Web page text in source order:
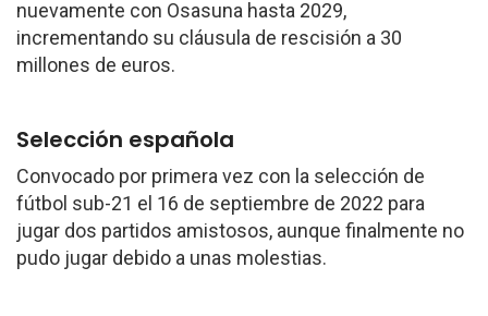
nuevamente con Osasuna hasta 2029,
incrementando su cláusula de rescisión a 30
millones de euros.
Selección española
Convocado por primera vez con la selección de
fútbol sub-21 el 16 de septiembre de 2022 para
jugar dos partidos amistosos, aunque finalmente no
pudo jugar debido a unas molestias.